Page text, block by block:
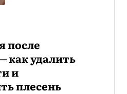
после
как удалить
и
плесень